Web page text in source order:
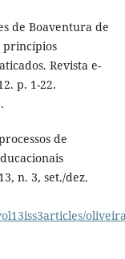
de Boaventura de
princípios
Revista e-
p. 1-22.
de
n. 3, set./dez.